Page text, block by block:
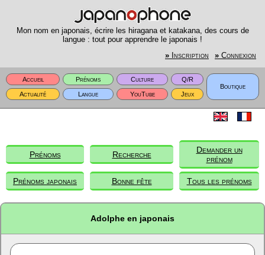
Mon nom en japonais, écrire les hiragana et katakana, des cours de
langue : tout pour apprendre le japonais !
» Inscription » Connexion
Accueil Prénoms Culture
Q/R
Boutique
Actualité
Langue YouTube Jeux
Prénoms Recherche
Demander un
prénom
Prénoms japonais Bonne fête Tous les prénoms
Adolphe en japonais